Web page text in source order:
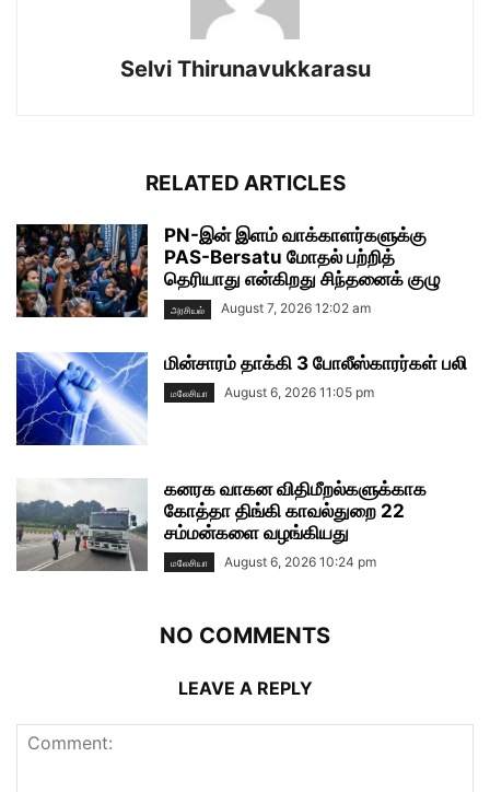
Selvi Thirunavukkarasu
RELATED ARTICLES
PN-இன் இளம் வாக்காளர்களுக்கு
PAS-Bersatu மோதல் பற்றித்
தெரியாது என்கிறது சிந்தனைக் குழு
அரசியல் August 7, 2026 12:02 am
மின்சாரம் தாக்கி 3 போலீஸ்காரர்கள் பலி
மலேசியா August 6, 2026 11:05 pm
கனரக வாகன விதிமீறல்களுக்காக
கோத்தா திங்கி காவல்துறை 22
சம்மன்களை வழங்கியது
மலேசியா August 6, 2026 10:24 pm
NO COMMENTS
LEAVE A REPLY